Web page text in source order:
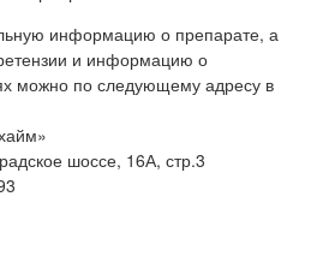
информацию о препарате, а
и информацию о
можно по следующему адресу в
шоссе, 16А, стр.3